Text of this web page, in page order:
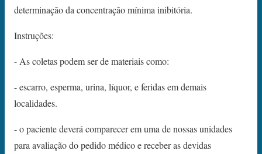
determinação da concentração mínima inibitória.
Instruções:
- As coletas podem ser de materiais como:
- escarro, esperma, urina, líquor, e feridas em demais
localidades.
- o paciente deverá comparecer em uma de nossas unidades
para avaliação do pedido médico e receber as devidas